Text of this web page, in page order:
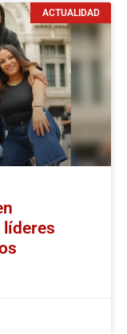
ACTUALIDAD
líderes